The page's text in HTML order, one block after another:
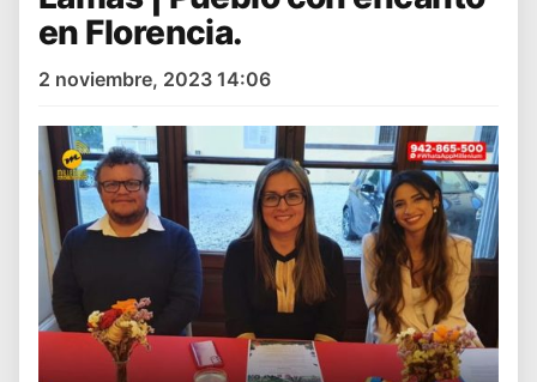
en Florencia.
2 noviembre, 2023 14:06